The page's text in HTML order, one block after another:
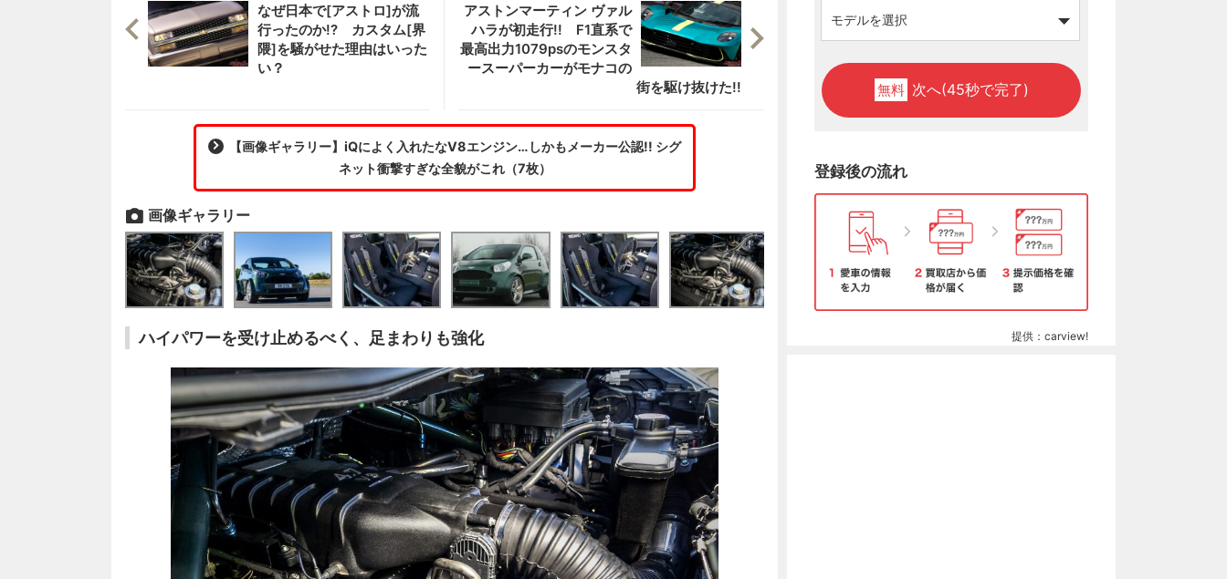
なぜ日本で[アストロ]が流
行ったのか!? カスタム[界
隈]を騒がせた理由はいった
い？
アストンマーティン ヴァル
ハラが初走行!! F1直系で
最高出力1079psのモンスタ
ースーパーカーがモナコの
街を駆け抜けた!!
【画像ギャラリー】iQによく入れたなV8エンジン…しかもメーカー公認!! シグ
ネット衝撃すぎな全貌がこれ（7枚）
画像ギャラリー
ハイパワーを受け止めるべく、足まわりも強化
無料 次へ(45秒で完了)
登録後の流れ
提供：carview!